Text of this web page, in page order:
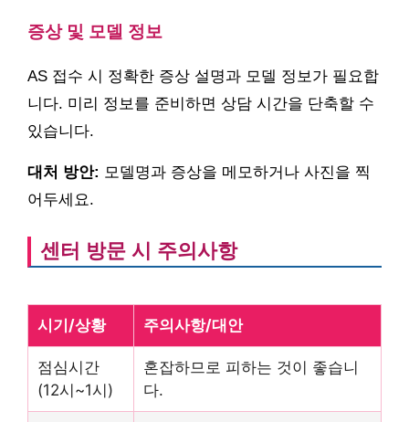
증상 및 모델 정보
AS 접수 시 정확한 증상 설명과 모델 정보가 필요합
니다. 미리 정보를 준비하면 상담 시간을 단축할 수
있습니다.
대처 방안: 모델명과 증상을 메모하거나 사진을 찍
어두세요.
센터 방문 시 주의사항
시기/상황 주의사항/대안
점심시간
(12시~1시)
혼잡하므로 피하는 것이 좋습니
다.